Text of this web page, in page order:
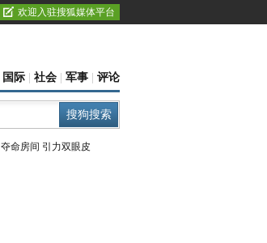
欢迎入驻搜狐媒体平台
国际 社会 军事 评论
夺命房间 引力双眼皮